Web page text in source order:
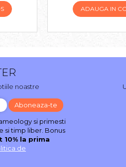
ADAUGA IN
noastre
si primesti
si timp liber. Bonus
la prima
de